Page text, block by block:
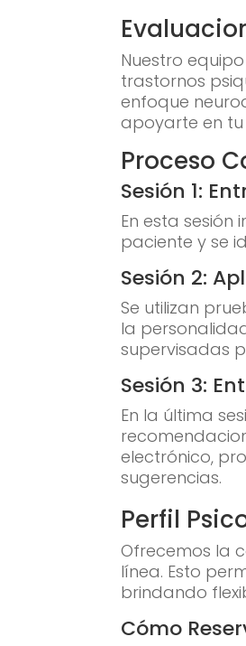
Nuestro
trastornos
enfoque
apoyarte en
Proceso
Sesión 1:
En esta
paciente y se
Sesión 2:
Se utilizan
la
supervisadas
Sesión 3:
En la última
electrónico,
sugerencias.
Perfil
Ofrecemos la
línea. Esto
brindando
Cómo